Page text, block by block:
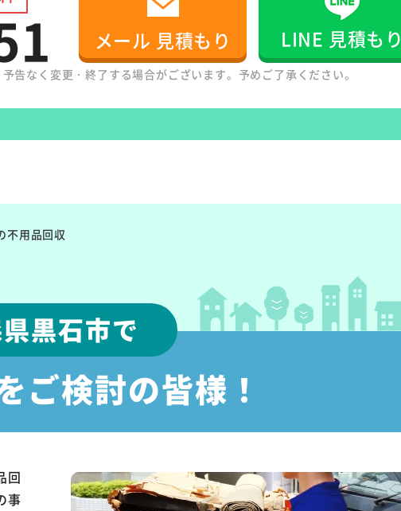
メール 見積もり LINE 見積もり
告なく変更・終了する場合がございます。予めご了承ください。
不用品回収
黒石市で
ご検討の皆様！
回
事